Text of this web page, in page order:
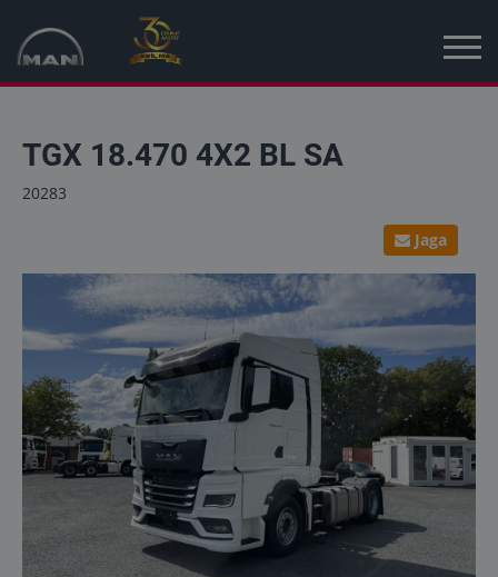
Kampaania
Kasutatud sõidukid
Uudised
MAN Truck & Bus Eesti
MAN Topused Euroopa
Töökojad
Kontakt
TGX 18.470 4X2 BL SA
20283
Jaga